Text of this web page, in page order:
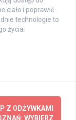
ciało i poprawić
technologie to
życia.
Z ODŻYWKAMI
WYBIERZ